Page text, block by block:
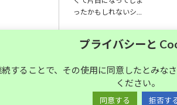
ったかもしれないシ…
大須中毒名古屋人
のブログ
Copyright © 大須中毒名古屋人のブログ All
プライバシーと
することで、その使用に同意したとみな
ください。
同意する 拒否す